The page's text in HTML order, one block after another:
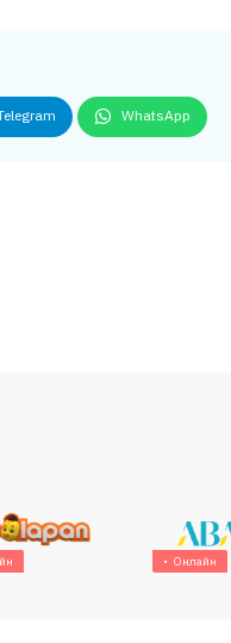
WhatsApp
Онлайн